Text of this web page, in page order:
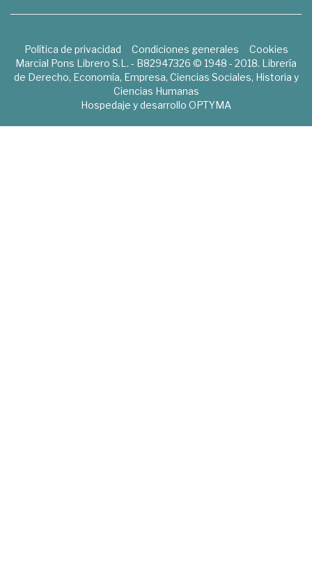
Política de privacidad Condiciones generales
Cookies
Marcial Pons Librero S.L. - B82947326 © 1948 - 2018. Librería
de Derecho, Economía, Empresa, Ciencias Sociales, Historia y
Ciencias Humanas
Hospedaje y desarrollo OPTYMA